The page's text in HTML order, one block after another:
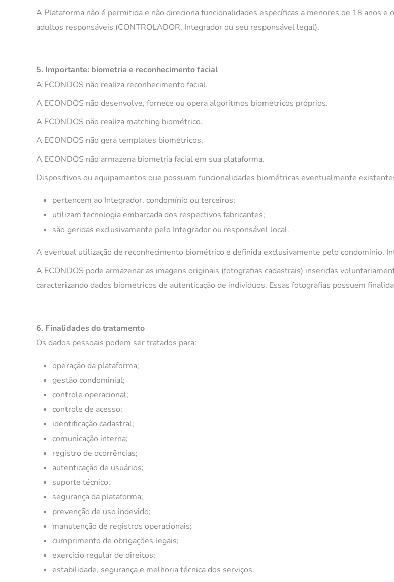
A Plataforma não é permitida e não direciona funcionalidades específicas a menores de 18 anos
adultos responsáveis (CONTROLADOR, Integrador ou seu responsável legal).
5. Importante: biometria e reconhecimento facial
A ECONDOS não realiza reconhecimento facial.
A ECONDOS não desenvolve, fornece ou opera algoritmos biométricos próprios.
A ECONDOS não realiza matching biométrico.
A ECONDOS não gera templates biométricos.
A ECONDOS não armazena biometria facial em sua plataforma.
Dispositivos ou equipamentos que possuam funcionalidades biométricas eventualmente
pertencem ao Integrador, condomínio ou terceiros;
utilizam tecnologia embarcada dos respectivos fabricantes;
são geridas exclusivamente pelo Integrador ou responsável local.
A eventual utilização de reconhecimento biométrico é definida exclusivamente pelo condomínio,
A ECONDOS pode armazenar as imagens originais (fotografias cadastrais) inseridas
caracterizando dados biométricos de autenticação de indivíduos. Essas fotografias possuem
6. Finalidades do tratamento
Os dados pessoais podem ser tratados para:
operação da plataforma;
gestão condominial;
controle operacional;
controle de acesso;
identificação cadastral;
comunicação interna;
registro de ocorrências;
autenticação de usuários;
suporte técnico;
segurança da plataforma;
prevenção de uso indevido;
manutenção de registros operacionais;
cumprimento de obrigações legais;
exercício regular de direitos;
estabilidade, segurança e melhoria técnica dos serviços.